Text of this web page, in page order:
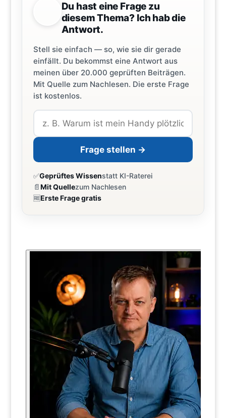
Du hast eine Frage zu
diesem Thema? Ich hab die
Antwort.
Stell sie einfach — so, wie sie dir gerade
einfällt. Du bekommst eine Antwort aus
meinen über 20.000 geprüften Beiträgen.
Mit Quelle zum Nachlesen. Die erste Frage
ist kostenlos.
Frage stellen →
✅Geprüftes Wissenstatt KI-Raterei
📄Mit Quellezum Nachlesen
🆓Erste Frage gratis